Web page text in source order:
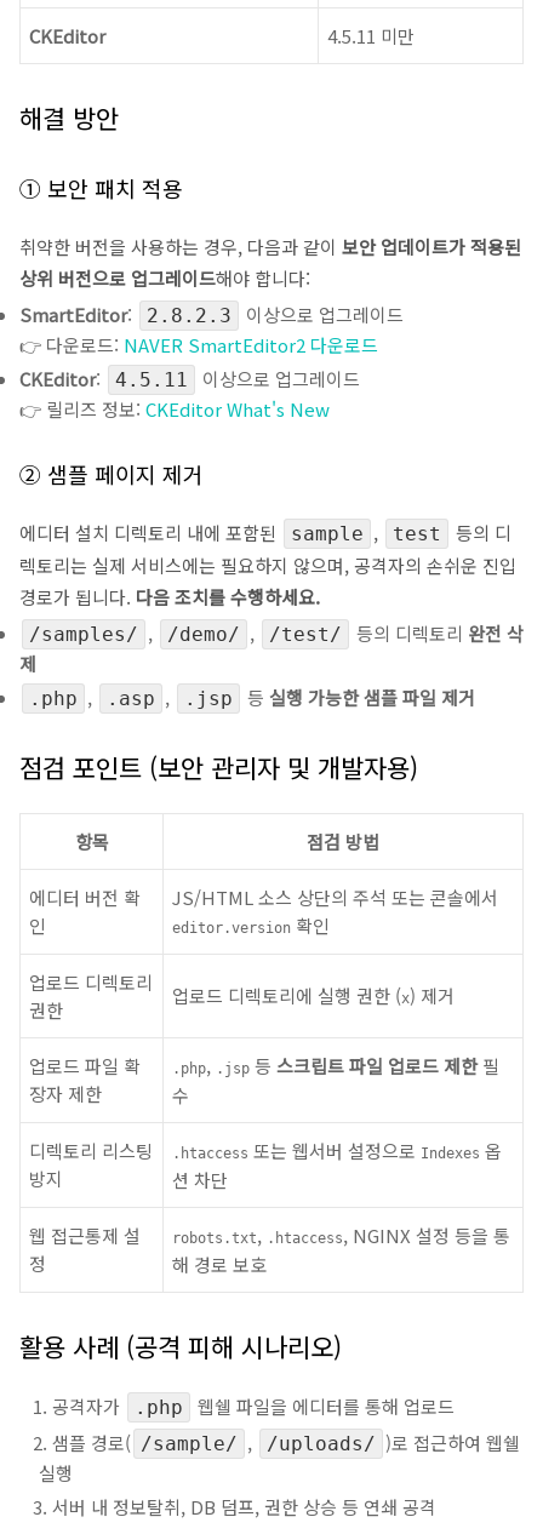
CKEditor 4.5.11 미만
해결 방안
① 보안 패치 적용
취약한 버전을 사용하는 경우, 다음과 같이 보안 업데이트가 적용된
상위 버전으로 업그레이드해야 합니다:
SmartEditor: 2.8.2.3
이상으로 업그레이드
👉 다운로드: NAVER SmartEditor2 다운로드
CKEditor: 4.5.11
이상으로 업그레이드
👉 릴리즈 정보: CKEditor What's New
② 샘플 페이지 제거
에디터 설치 디렉토리 내에 포함된 sample , test
등의 디
렉토리는 실제 서비스에는 필요하지 않으며, 공격자의 손쉬운 진입
경로가 됩니다. 다음 조치를 수행하세요.
/samples/ , /demo/ , /test/ 등의 디렉토리 완전 삭
제
.php , .asp , .jsp 등 실행 가능한 샘플 파일 제거
점검 포인트 (보안 관리자 및 개발자용)
항목 점검 방법
에디터 버전 확
인
JS/HTML 소스 상단의 주석 또는 콘솔에서
editor.version 확인
업로드 디렉토리
권한
업로드 디렉토리에 실행 권한 (x) 제거
업로드 파일 확
장자 제한
.php, .jsp 등 스크립트 파일 업로드 제한필
수
디렉토리 리스팅
방지
.htaccess 또는 웹서버 설정으로 Indexes 옵
션 차단
웹 접근통제 설
정
robots.txt, .htaccess, NGINX 설정 등을 통
해 경로 보호
활용 사례 (공격 피해 시나리오)
공격자가 .php
웹쉘 파일을 에디터를 통해 업로드
샘플 경로( /sample/ , /uploads/ )로 접근하여 웹쉘
실행
서버 내 정보탈취, DB 덤프, 권한 상승 등 연쇄 공격